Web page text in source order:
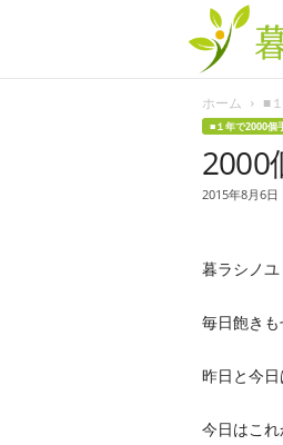
ホーム ■
■１年で2000個
2000
2015年8月6日
暮ラシノユ
毎日飽きも
昨日と今日
今日はこれ